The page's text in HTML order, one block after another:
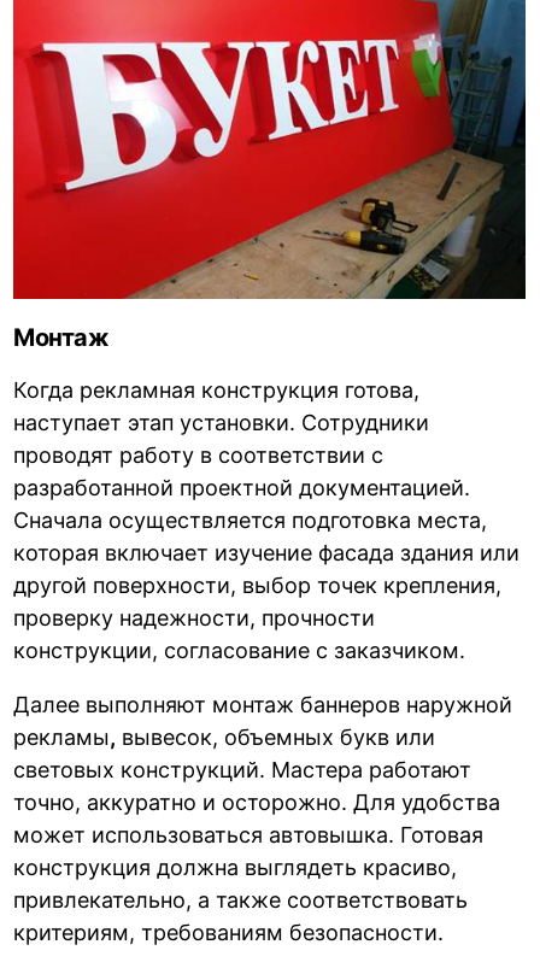
Монтаж
Когда рекламная конструкция готова,
наступает этап установки. Сотрудники
проводят работу в соответствии с
разработанной проектной документацией.
Сначала осуществляется подготовка места,
которая включает изучение фасада здания или
другой поверхности, выбор точек крепления,
проверку надежности, прочности
конструкции, согласование с заказчиком.
Далее выполняют монтаж баннеров наружной
рекламы, вывесок, объемных букв или
световых конструкций. Мастера работают
точно, аккуратно и осторожно. Для удобства
может использоваться автовышка. Готовая
конструкция должна выглядеть красиво,
привлекательно, а также соответствовать
критериям, требованиям безопасности.